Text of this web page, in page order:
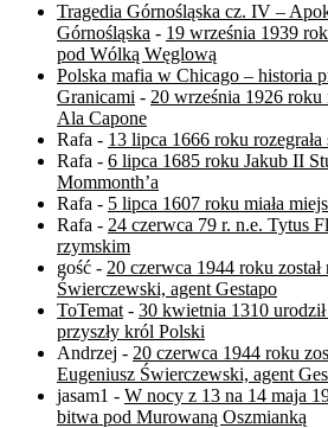
Tragedia Górnośląska cz. IV –
Górnośląska - 19 września 1939
pod Wólką Węglową
Polska mafia w Chicago – historia
Granicami - 20 września 1926 roku
Ala Capone
Rafa - 13 lipca 1666 roku
Rafa - 6 lipca 1685 roku Jakub II
Mommonth’a
Rafa - 5 lipca 1607 roku miała
Rafa - 24 czerwca 79 r. n.e. Tytus
rzymskim
gość - 20 czerwca 1944 roku
Świerczewski, agent Gestapo
ToTemat - 30 kwietnia 1310
przyszły król Polski
Andrzej - 20 czerwca 1944 roku
Eugeniusz Świerczewski, agent
jasam1 - W nocy z 13 na 14 maja
bitwa pod Murowaną Oszmianką